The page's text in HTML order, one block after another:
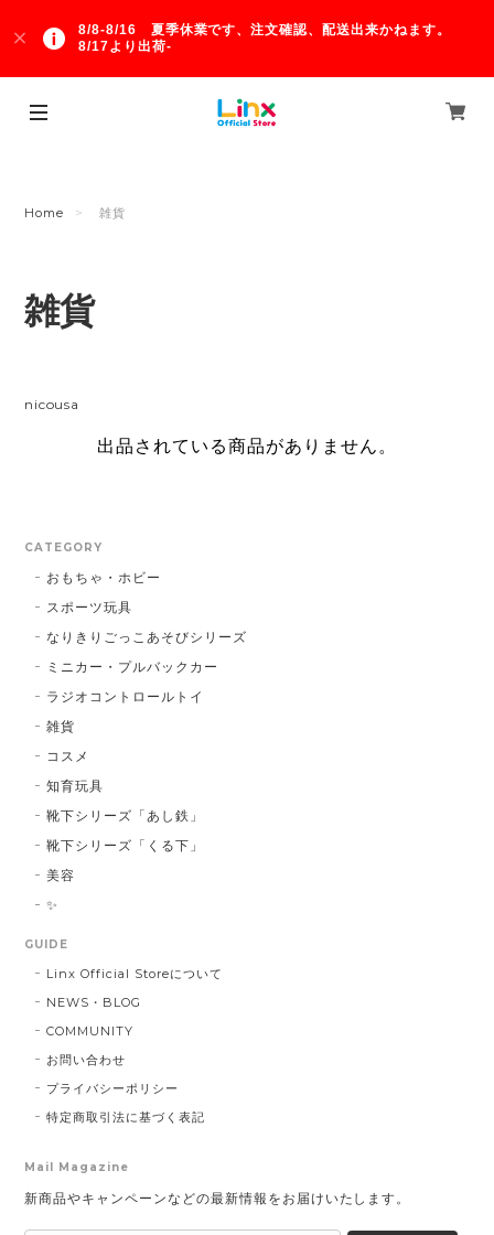
8/8-8/16 夏季休業です、注文確認、配送出来かねます。
8/17より出荷-
Home 雑貨
雑貨
nicousa
出品されている商品がありません。
CATEGORY
おもちゃ・ホビー
スポーツ玩具
なりきりごっこあそびシリーズ
ミニカー・プルバックカー
ラジオコントロールトイ
雑貨
コスメ
知育玩具
靴下シリーズ「あし鉄」
靴下シリーズ「くる下」
美容
✨
GUIDE
Linx Official Storeについて
NEWS・BLOG
COMMUNITY
お問い合わせ
プライバシーポリシー
特定商取引法に基づく表記
Mail Magazine
新商品やキャンペーンなどの最新情報をお届けいたします。